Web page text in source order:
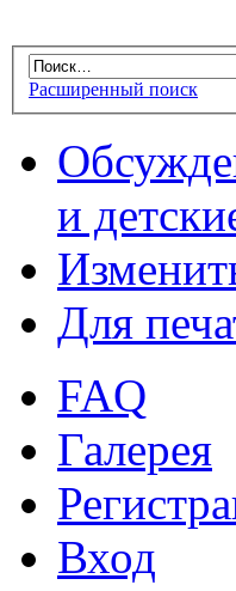
Расширенный поиск
и
Для
FAQ
Галерея
Вход